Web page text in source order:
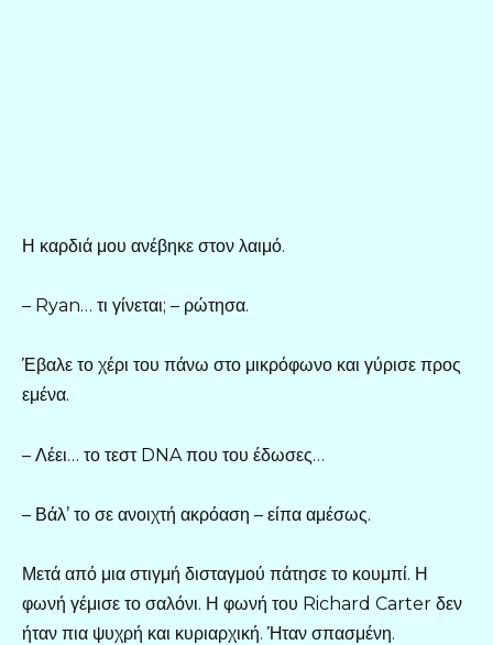
Η καρδιά μου ανέβηκε στον λαιμό.
– Ryan… τι γίνεται; – ρώτησα.
Έβαλε το χέρι του πάνω στο μικρόφωνο και γύρισε προς
εμένα.
– Λέει… το τεστ DNA που του έδωσες…
– Βάλ’ το σε ανοιχτή ακρόαση – είπα αμέσως.
Μετά από μια στιγμή δισταγμού πάτησε το κουμπί. Η
φωνή γέμισε το σαλόνι. Η φωνή του Richard Carter δεν
ήταν πια ψυχρή και κυριαρχική. Ήταν σπασμένη.